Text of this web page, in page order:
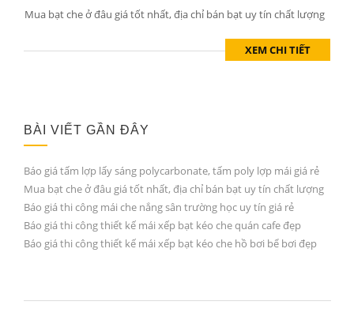
Mua bạt che ở đâu giá tốt nhất, địa chỉ bán bạt uy tín chất lượng
XEM CHI TIẾT
BÀI VIẾT GẦN ĐÂY
Báo giá tấm lợp lấy sáng polycarbonate, tấm poly lợp mái giá rẻ
Mua bạt che ở đâu giá tốt nhất, địa chỉ bán bạt uy tín chất lượng
Báo giá thi công mái che nắng sân trường học uy tín giá rẻ
Báo giá thi công thiết kế mái xếp bạt kéo che quán cafe đẹp
Báo giá thi công thiết kế mái xếp bạt kéo che hồ bơi bể bơi đẹp